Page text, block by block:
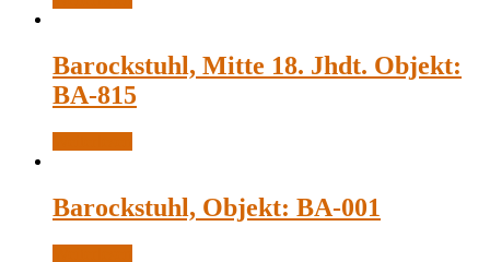
Barockstuhl, Mitte 18. Jhdt. Objekt:
BA-815
Barockstuhl, Objekt: BA-001